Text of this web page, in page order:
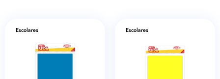
Escolares Escolares